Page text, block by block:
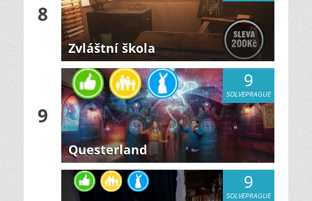
8
Zvláštní škola
9
9
SOLVEPRAGUE
Questerland
9
SOLVEPRAGUE